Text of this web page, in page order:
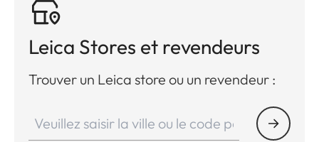
Leica Stores et revendeurs
Trouver un Leica store ou un revendeur :